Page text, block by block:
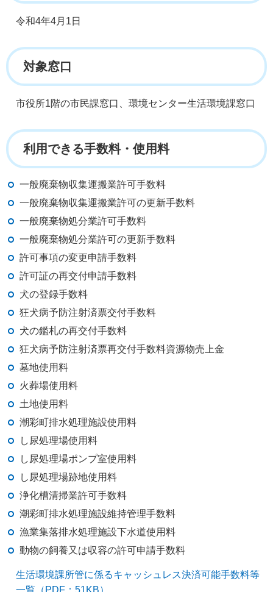
令和4年4月1日
対象窓口
市役所1階の市民課窓口、環境センター生活環境課窓口
利用できる手数料・使用料
一般廃棄物収集運搬業許可手数料
一般廃棄物収集運搬業許可の更新手数料
一般廃棄物処分業許可手数料
一般廃棄物処分業許可の更新手数料
許可事項の変更申請手数料
許可証の再交付申請手数料
犬の登録手数料
狂犬病予防注射済票交付手数料
犬の鑑札の再交付手数料
狂犬病予防注射済票再交付手数料資源物売上金
墓地使用料
火葬場使用料
土地使用料
潮彩町排水処理施設使用料
し尿処理場使用料
し尿処理場ポンプ室使用料
し尿処理場跡地使用料
浄化槽清掃業許可手数料
潮彩町排水処理施設維持管理手数料
漁業集落排水処理施設下水道使用料
動物の飼養又は収容の許可申請手数料
生活環境課所管に係るキャッシュレス決済可能手数料等
一覧（PDF：51KB）